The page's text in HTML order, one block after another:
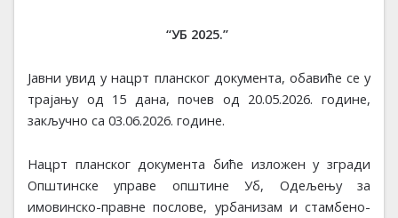
“УБ 2025.”
Јавни увид у нацрт планског документа, обавиће се у
трајању од 15 дана, почев од 20.05.2026. године,
закључно са 03.06.2026. године.
Нацрт планског документа биће изложен у згради
Општинске управе општинеУб, Одељењуза
имовинско-правне послове, урбанизам и стамбено-